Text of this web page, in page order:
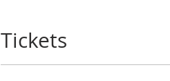
Tickets